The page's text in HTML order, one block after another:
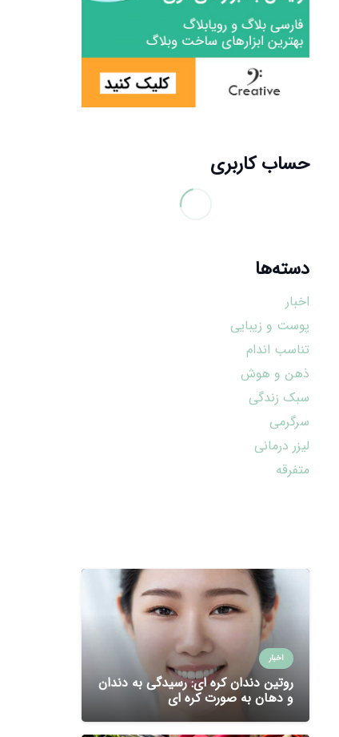
حساب کاربری
دسته‌ها
اخبار
پوست و زیبایی
تناسب اندام
ذهن و هوش
سبک زندگی
سرگرمی
لیزر درمانی
متفرقه
اخبار
روتین دندان کره ای: رسیدگی به دندان
و دهان به صورت کره ای